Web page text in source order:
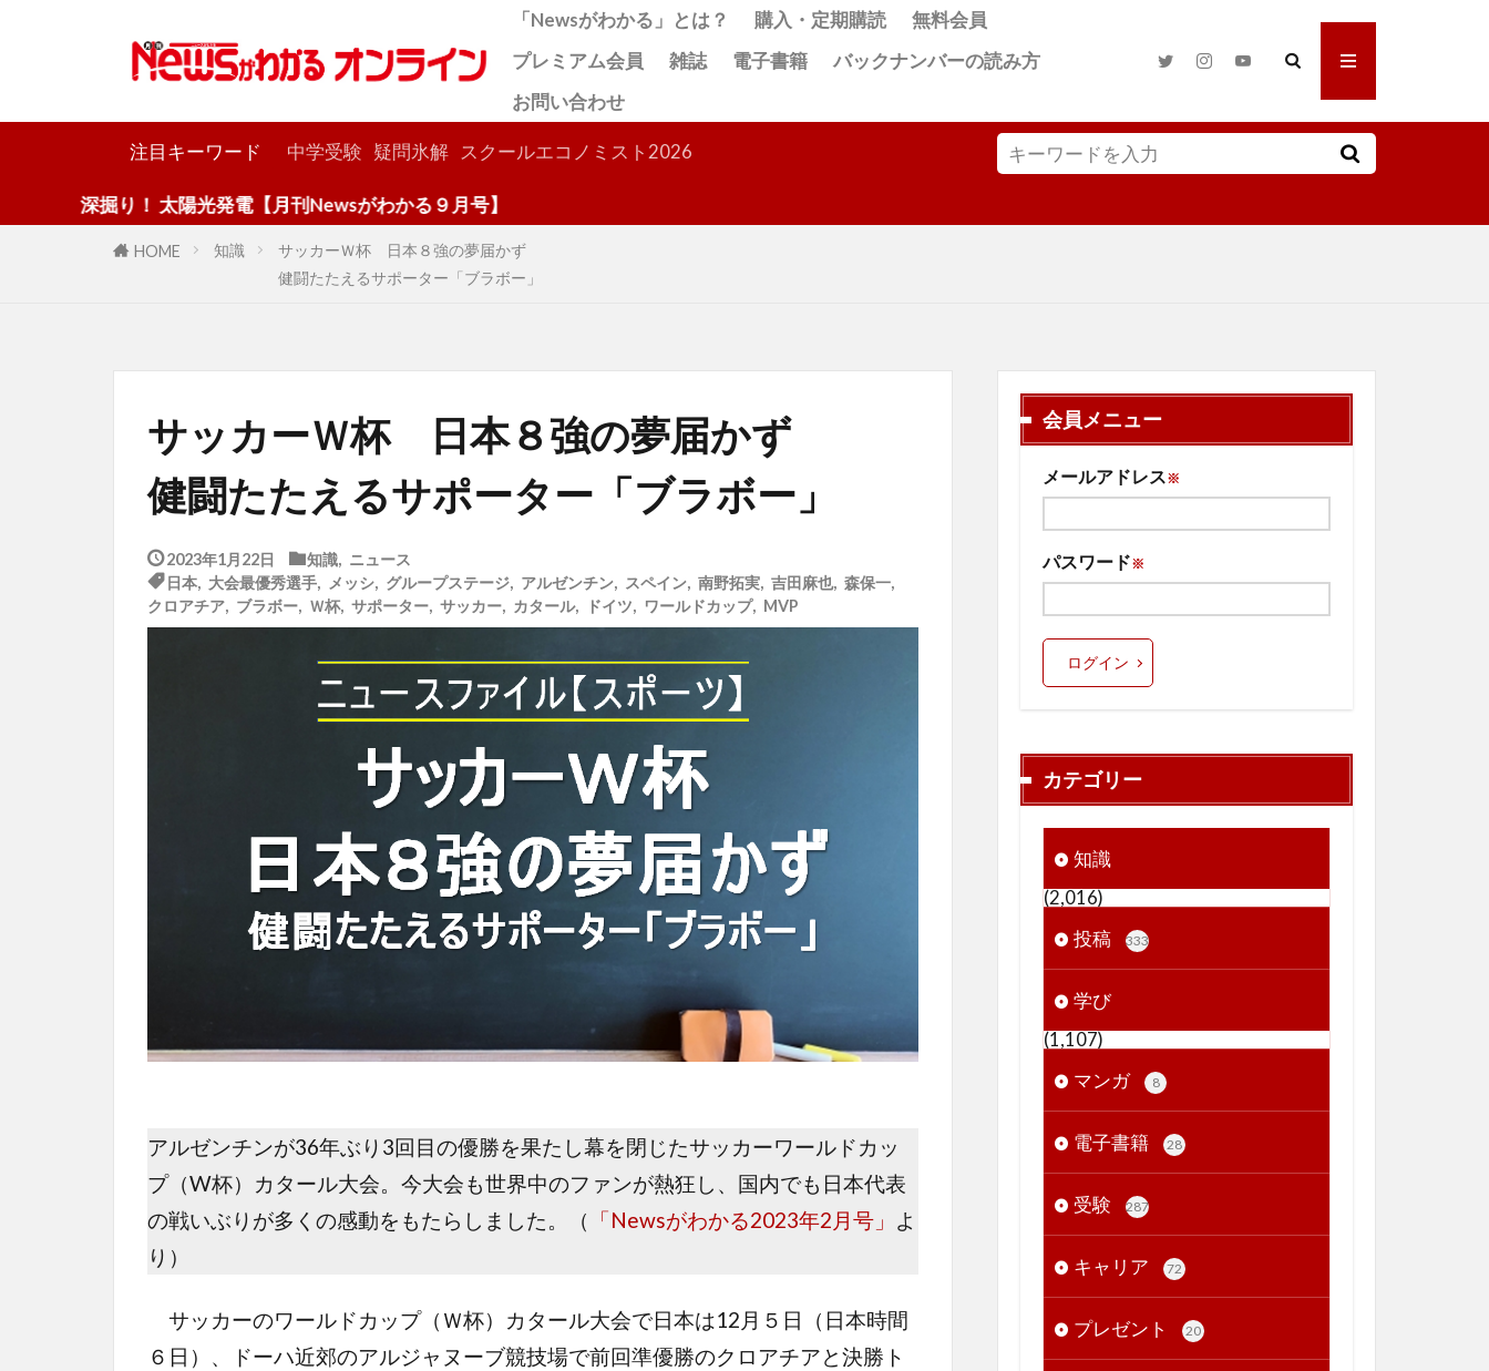
「Newsがわかる」とは？ 購入・定期購読
無料会員
プレミアム会員
雑誌 電子書籍
バックナンバーの読み方
お問い合わせ
注目キーワード 中学受験 疑問氷解 スクールエコノミスト2026
り！ 太陽光発電【月刊Newsがわかる９月号】
HOME 知識
サッカーＷ杯 日本８強の夢届かず
健闘たたえるサポーター「ブラボー」
サッカーＷ杯 日本８強の夢届かず
健闘たたえるサポーター「ブラボー」
2023年1月22日 知識
ニュース
日本, 大会最優秀選手, メッシ, グループステージ, アルゼンチン, スペイン, 南野拓実, 吉田麻也, 森保一,
クロアチア
ブラボー Ｗ杯, サポーター サッカー カタール, ドイツ ワールドカップ, MVP
アルゼンチンが36年ぶり3回目の優勝を果たし幕を閉じたサッカーワールドカッ
プ（W杯）カタール大会。今大会も世界中のファンが熱狂し、国内でも日本代表
の戦いぶりが多くの感動をもたらしました。（
「Newsがわかる2023年2月号」 よ
り）
サッカーのワールドカップ（Ｗ杯）カタール大会で日本は12月５日（日本時間
６日）、ドーハ近郊のアルジャヌーブ競技場で前回準優勝のクロアチアと決勝ト
会員メニュー
メールアドレス※
パスワード※
ログイン
カテゴリー
知識
(2,016)
投稿
333
学び
(1,107)
マンガ
8
電子書籍 28
受験 287
キャリア 72
プレゼント 20
検索